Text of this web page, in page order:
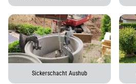
Sickerschacht Aushub